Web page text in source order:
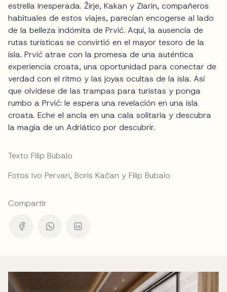
estrella inesperada. Žirje, Kakan y Zlarin, compañeros
habituales de estos viajes, parecían encogerse al lado
de la belleza indómita de Prvić. Aquí, la ausencia de
rutas turísticas se convirtió en el mayor tesoro de la
isla. Prvić atrae con la promesa de una auténtica
experiencia croata, una oportunidad para conectar de
verdad con el ritmo y las joyas ocultas de la isla. Así
que olvídese de las trampas para turistas y ponga
rumbo a Prvić: le espera una revelación en una isla
croata. Eche el ancla en una cala solitaria y descubra
la magia de un Adriático por descubrir.
Texto Filip Bubalo
Fotos Ivo Pervan, Boris Kačan y Filip Bubalo
Compartir